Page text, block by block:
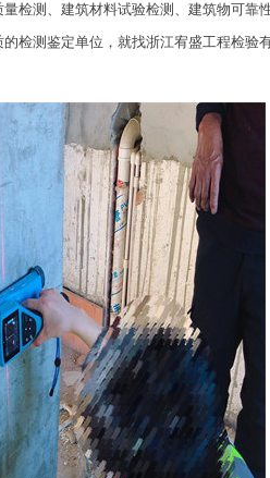
检测、建筑材料试验检测、建筑物可靠
检测鉴定单位，就找浙江宥盛工程检验